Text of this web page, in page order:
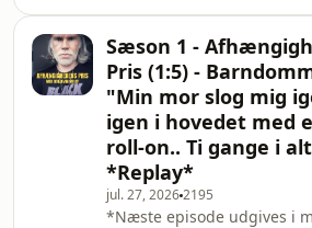
med? Kontakt Livslinien på
201.Afhængighed har ikke
- den bærer også en arv.
ligge i generne, men også i
erfaringer, man vokser op
Forskning viser, at børn fra
alkohol- eller stofmisbrug
rammes dobbelt i form
Sæson 1 -
Pris (1:5) -
"Min mor slog mig
igen i hovedet med
roll-on.. Ti gange i
*Replay*
jul. 27, 20262195
*Næste episode udgives i